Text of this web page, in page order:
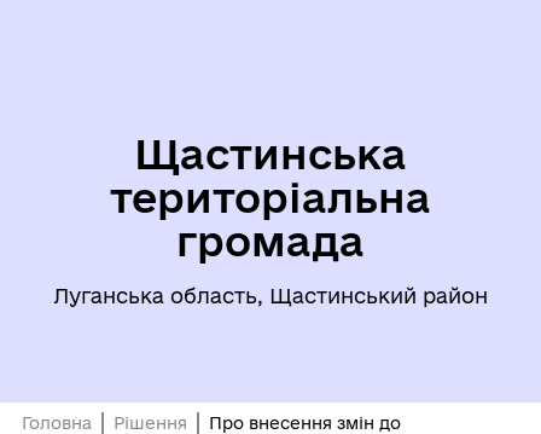
Щастинська
територіальна
громада
Луганська область, Щастинський район
Головна Рішення
Про внесення змін до